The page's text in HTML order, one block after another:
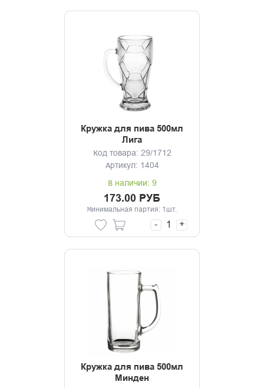
Кружка для пива 500мл
Лига
Код товара: 29/1712
Артикул: 1404
В наличии: 9
173.00 РУБ
Минимальная партия: 1шт.
- +
Кружка для пива 500мл
Минден